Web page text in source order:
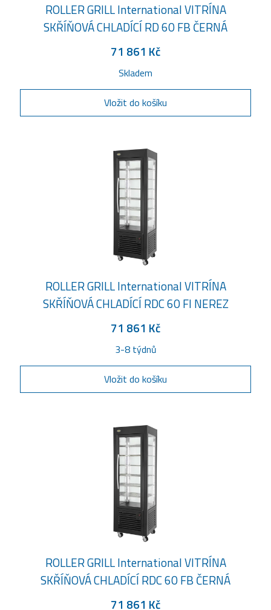
ROLLER GRILL International VITRÍNA
SKŘÍŇOVÁ CHLADÍCÍ RD 60 FB ČERNÁ
71 861 Kč
Skladem
Vložit do košíku
ROLLER GRILL International VITRÍNA
SKŘÍŇOVÁ CHLADÍCÍ RDC 60 FI NEREZ
71 861 Kč
3-8 týdnů
Vložit do košíku
ROLLER GRILL International VITRÍNA
SKŘÍŇOVÁ CHLADÍCÍ RDC 60 FB ČERNÁ
71 861 Kč